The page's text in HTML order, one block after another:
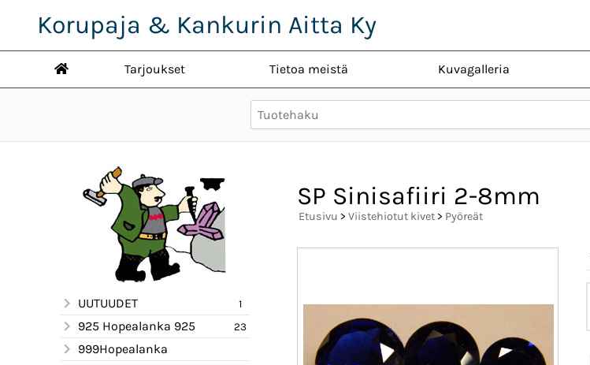
Korupaja & Kankurin Aitta Ky
Tarjoukset Tietoa meistä Kuvagalleria
UUTUUDET 1
925 Hopealanka 925 23
999Hopealanka
SP Sinisafiiri 2-8mm
Etusivu > Viistehiotut kivet> Pyöreät